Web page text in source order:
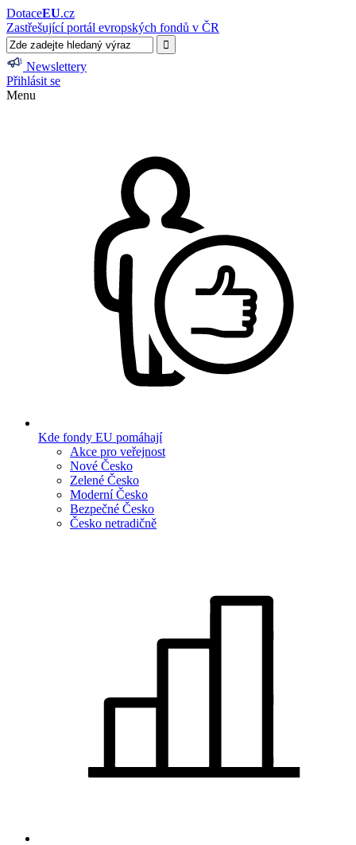
DotaceEU.cz
Zastřešující portál evropských fondů v ČR
Newslettery
Přihlásit se
Menu
Kde fondy EU pomáhají
Akce pro veřejnost
Nové Česko
Zelené Česko
Moderní Česko
Bezpečné Česko
Česko netradičně